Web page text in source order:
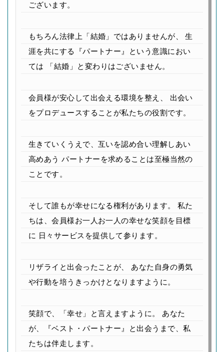
ございます。
もちろん法律上「結婚」ではありませんが、
生
涯を共にする『パートナー』という意識におい
ては
「結婚」と変わりはございません。
会員様が安心して出会える環境を整え、
出会い
をプロデュースすることが私たちの役割です。
生きていくうえで、互いを認め合い理解しあい
高めあう パートナーを求めることは至極当然の
ことです。
そして誰もが幸せになる権利があります。
私た
ちは、会員様お一人お一人の幸せな笑顔を目標
に 日々サービスを提供して参ります。
リザライと出会ったことが、
あなた自身の勇気
や行動を培うきっかけとなりますように。
笑顔で、「幸せ」と言えますように。
あなた
が、『ベスト・パートナー』と出会うまで、私
たちは伴走します。